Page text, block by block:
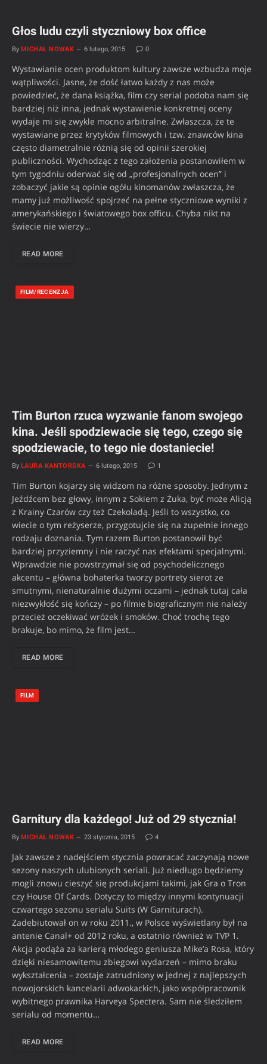
Głos ludu czyli styczniowy box office
By MICHAŁ NOWAK 6 lutego, 2015 0
Wystawianie ocen produktom kultury zawsze wzbudza moje
wątpliwości. Jasne, że dość łatwo każdy z nas może
powiedzieć, że dana książka, film czy serial podoba nam się
bardziej niż inna, jednak wystawienie konkretnej oceny
wydaje mi się zwykle mocno arbitralne. Zwłaszcza, że te
wystawiane przez krytyków filmowych i tzw. znawców kina
często diametralnie różnią się od opinii szerokiej
publiczności. Wychodząc z tego założenia postanowiłem w
tym tygodniu oderwać się od „profesjonalnych ocen” i
zobaczyć jakie są opinie ogółu kinomanów zwłaszcza, że
mamy już możliwość spojrzeć na pełne styczniowe wyniki z
amerykańskiego i światowego box officu. Chyba nikt na
świecie nie wierzy…
READ MORE
FILM/RECENZJA
Tim Burton rzuca wyzwanie fanom swojego
kina. Jeśli spodziewacie się tego, czego się
spodziewacie, to tego nie dostaniecie!
By LAURA KANTORSKA 6 lutego, 2015 1
Tim Burton kojarzy się widzom na różne sposoby. Jednym z
Jeźdźcem bez głowy, innym z Sokiem z Żuka, być może Alicją
z Krainy Czarów czy też Czekoladą. Jeśli to wszystko, co
wiecie o tym reżyserze, przygotujcie się na zupełnie innego
rodzaju doznania. Tym razem Burton postanowił być
bardziej przyziemny i nie raczyć nas efektami specjalnymi.
Wprawdzie nie powstrzymał się od psychodelicznego
akcentu – główna bohaterka tworzy portrety sierot ze
smutnymi, nienaturalnie dużymi oczami – jednak tutaj cała
niezwykłość się kończy – po filmie biograficznym nie należy
przecież oczekiwać wróżek i smoków. Choć trochę tego
brakuje, bo mimo, że film jest…
READ MORE
FILM
Garnitury dla każdego! Już od 29 stycznia!
By MICHAŁ NOWAK 23 stycznia, 2015 4
Jak zawsze z nadejściem stycznia powracać zaczynają nowe
sezony naszych ulubionych seriali. Już niedługo będziemy
mogli znowu cieszyć się produkcjami takimi, jak Gra o Tron
czy House Of Cards. Dotyczy to między innymi kontynuacji
czwartego sezonu serialu Suits (W Garniturach).
Zadebiutował on w roku 2011., w Polsce wyświetlany był na
antenie Canal+ od 2012 roku, a ostatnio również w TVP 1.
Akcja podąża za karierą młodego geniusza Mike’a Rosa, który
dzięki niesamowitemu zbiegowi wydarzeń – mimo braku
wykształcenia – zostaje zatrudniony w jednej z najlepszych
nowojorskich kancelarii adwokackich, jako współpracownik
wybitnego prawnika Harveya Spectera. Sam nie śledziłem
serialu od momentu…
READ MORE